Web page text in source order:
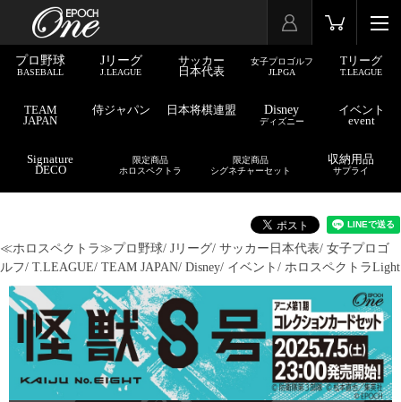
プロ野球
BASEBALL
Jリーグ
J.LEAGUE
サッカー
日本代表
女子プロゴルフ
JLPGA
Tリーグ
T.LEAGUE
TEAM
JAPAN
侍ジャパン 日本将棋連盟 Disney
ディズニー
イベント
event
Signature
DECO
限定商品
ホロスペクトラ
限定商品
シグネチャーセット
収納用品
サプライ
≪ホロスペクトラ≫プロ野球/ Jリーグ/ サッカー日本代表/ 女子プロゴ
ルフ/ T.LEAGUE/ TEAM JAPAN/ Disney/ イベント/ ホロスペクトラLight